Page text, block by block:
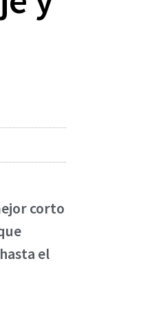
corto
el